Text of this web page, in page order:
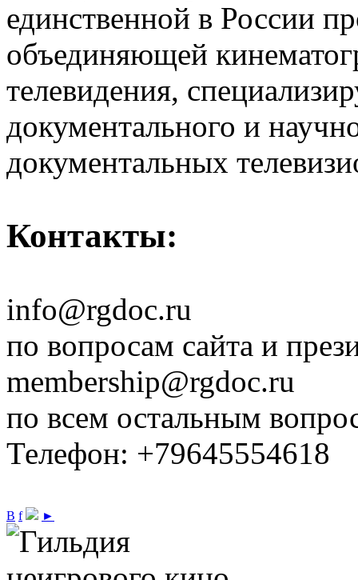
единственной в России
объединяющей
телевидения,
документального и
документальных
Контакты:
info@rgdoc.ru
по вопросам сайта и
membership@rgdoc.ru
по всем остальным
Телефон: +79645554618
В f ►